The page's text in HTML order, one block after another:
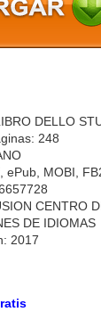
DELLO
248
ePub, MOBI,
CENTRO
DE IDIOMAS
2017